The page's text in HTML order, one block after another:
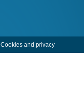
Cookies and privacy